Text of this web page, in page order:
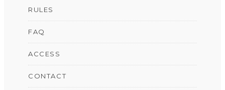
RULES
FAQ
ACCESS
CONTACT